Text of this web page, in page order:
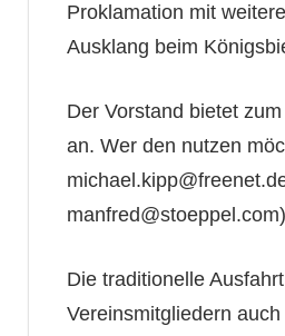
Proklamation mit
Ausklang beim
Der Vorstand bietet
an. Wer den nutzen
Die traditionelle
Vereinsmitgliedern